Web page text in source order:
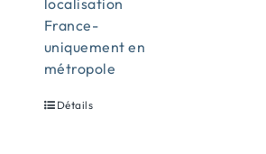
localisation
France-
uniquement en
métropole
Détails